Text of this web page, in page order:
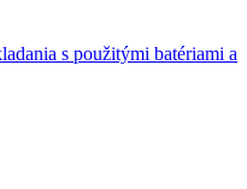
s použitými batériami a